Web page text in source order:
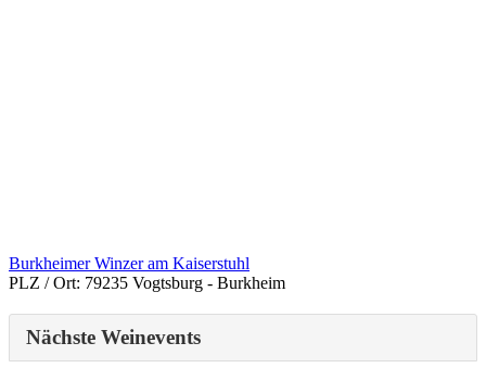
Burkheimer Winzer am Kaiserstuhl
PLZ / Ort: 79235 Vogtsburg - Burkheim
Nächste Weinevents